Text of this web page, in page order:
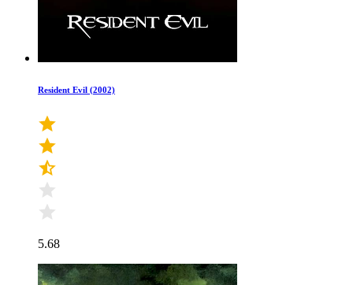
Resident Evil (2002)
5.68